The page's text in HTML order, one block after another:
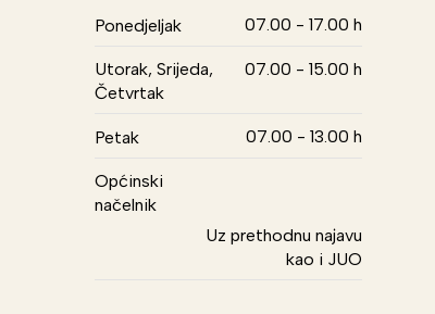
Ponedjeljak 07.00 - 17.00 h
Utorak, Srijeda,
Četvrtak
07.00 - 15.00 h
Petak 07.00 - 13.00 h
Općinski
načelnik
Uz prethodnu najavu
kao i JUO